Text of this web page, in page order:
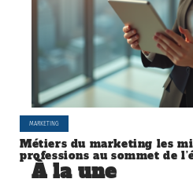
MARKETING
Métiers du marketing les
professions au sommet de
À la une